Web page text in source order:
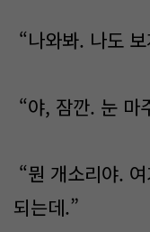
“나와봐. 나도
“야, 잠깐. 눈 마
“뭔 개소리야.
되는데.”